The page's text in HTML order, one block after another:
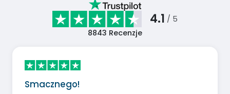
4.1 / 5
8843 Recenzje
Smacznego!